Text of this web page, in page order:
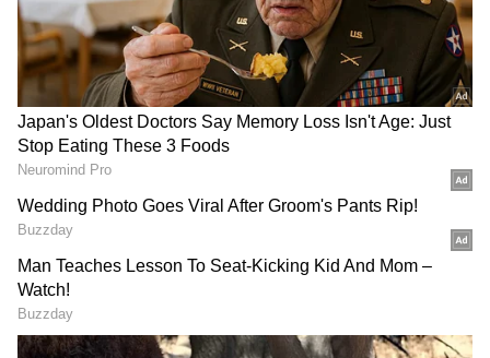
19 எம்பிக்கள் மக்களவையில் இருந்தாலும்
அதில் 7 பேர் மட்டுமே கட்சியின் உத்தரவுக்கு
கட்டுப்பாடுவார்கள். மீதமிருக்கும் 12 போட்டி
எம்.பிக்கள் ஏக்நாத் ஷிண்டே உத்தரவுக்கு
படிவார்கள்.
LATEST VIDEOS